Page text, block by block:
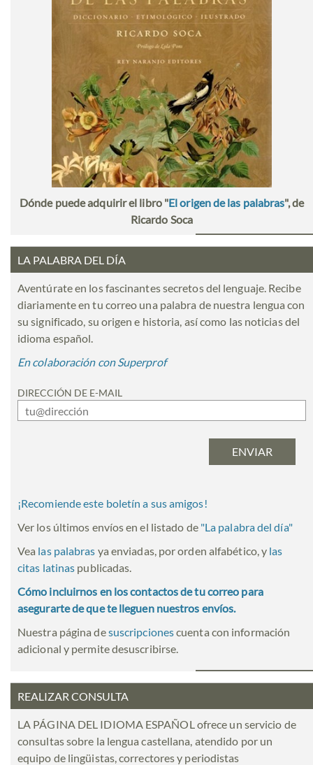
Dónde puede adquirir el libro "El origen de las palabras", de
Ricardo Soca
LA PALABRA DEL DÍA
Aventúrate en los fascinantes secretos del lenguaje. Recibe
diariamente en tu correo una palabra de nuestra lengua con
su significado, su origen e historia, así como las noticias del
idioma español.
En colaboración con Superprof
DIRECCIÓN DE E-MAIL
¡Recomiende este boletín a sus amigos!
Ver los últimos envíos en el listado de "La palabra del día"
Vea las palabras ya enviadas, por orden alfabético, y las
citas latinas publicadas.
Cómo incluirnos en los contactos de tu correo para
asegurarte de que te lleguen nuestros envíos.
Nuestra página desuscripcionescuenta con información
adicional y permite desuscribirse.
REALIZAR CONSULTA
LA PÁGINA DEL IDIOMA ESPAÑOL ofrece un servicio de
consultas sobre la lengua castellana, atendido por un
equipo de lingüistas, correctores y periodistas